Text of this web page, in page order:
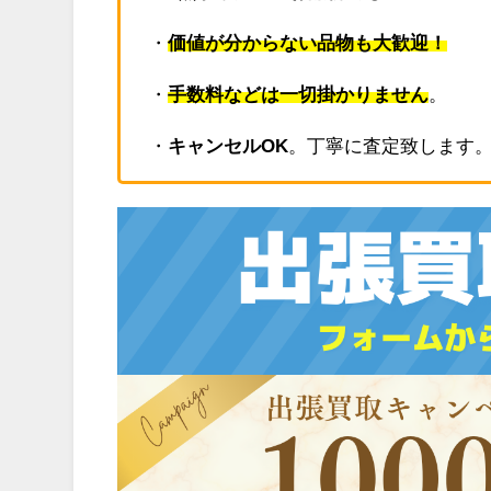
・ 価値が分からない品物も大歓迎！
・ 手数料などは一切掛かりません。
・ キャンセルOK。丁寧に査定致します